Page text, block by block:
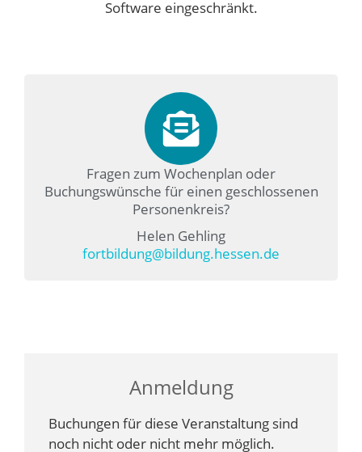
Software eingeschränkt.
Fragen zum Wochenplan oder
Buchungswünsche für einen geschlossenen
Personenkreis?
Helen Gehling
fortbildung@bildung.hessen.de
Anmeldung
Buchungen für diese Veranstaltung sind
noch nicht oder nicht mehr möglich.